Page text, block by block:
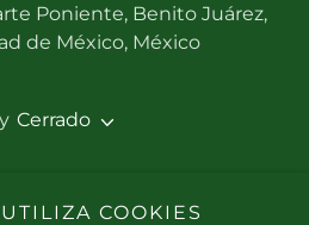
Poniente, Benito Juárez,
de México, México
Cerrado
COOKIES